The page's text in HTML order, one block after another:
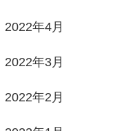
2022年4月
2022年3月
2022年2月